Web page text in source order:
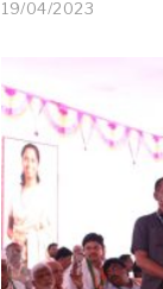
19/04/2023